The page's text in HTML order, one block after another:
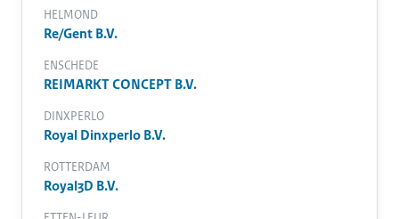
HELMOND
Re/Gent B.V.
ENSCHEDE
REIMARKT CONCEPT B.V.
DINXPERLO
Royal Dinxperlo B.V.
ROTTERDAM
Royal3D B.V.